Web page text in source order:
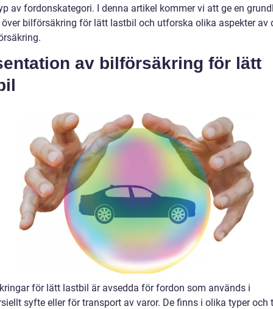
av fordonskategori. I denna artikel kommer vi att ge en
bilförsäkring för lätt lastbil och utforska olika aspekter av
av bilförsäkring för lätt
för lätt lastbil är avsedda för fordon som används i
syfte eller för transport av varor. De finns i olika typer och